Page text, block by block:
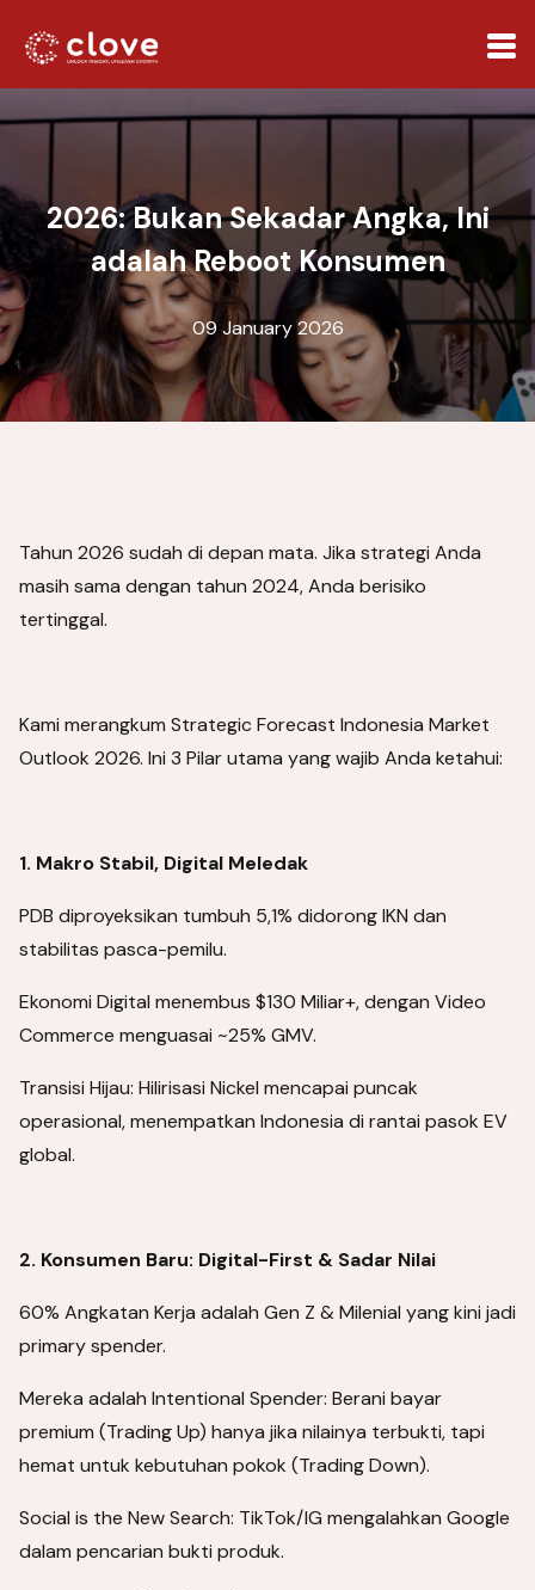
2026: Bukan Sekadar Angka, Ini
adalah Reboot Konsumen
09 January 2026
Tahun 2026 sudah di depan mata. Jika strategi Anda
masih sama dengan tahun 2024, Anda berisiko
tertinggal.
Kami merangkum Strategic Forecast Indonesia Market
Outlook 2026. Ini 3 Pilar utama yang wajib Anda ketahui:
1. Makro Stabil, Digital Meledak
PDB diproyeksikan tumbuh 5,1% didorong IKN dan
stabilitas pasca-pemilu.
Ekonomi Digital menembus $130 Miliar+, dengan Video
Commerce menguasai ~25% GMV.
Transisi Hijau: Hilirisasi Nickel mencapai puncak
operasional, menempatkan Indonesia di rantai pasok EV
global.
2. Konsumen Baru: Digital-First & Sadar Nilai
60% Angkatan Kerja adalah Gen Z & Milenial yang kini jadi
primary spender.
Mereka adalah Intentional Spender: Berani bayar
premium (Trading Up) hanya jika nilainya terbukti, tapi
hemat untuk kebutuhan pokok (Trading Down).
Social is the New Search: TikTok/IG mengalahkan Google
dalam pencarian bukti produk.